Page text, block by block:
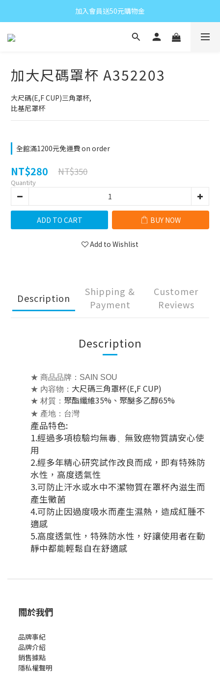
加入會員送50元購物金
加大尺碼罩杯 A352203
大尺碼(E,F CUP)三角罩杯,
比基尼罩杯
全館滿1200元免運費 on order
NT$280 NT$350
Quantity
ADD TO CART BUY NOW
Add to Wishlist
Description
Shipping &
Payment
Customer
Reviews
Description
★ 商品品牌：SAIN SOU
★ 內容物： 大尺碼三角罩杯(E,F CUP)
★ 材質： 聚酯纖維35%、聚醚多乙醇65%
★ 產地：台灣
產品特色:
1.經過多項檢驗均無毒、 無致癌物質請安心使
用
2.經多年精心研究試作改良而成，即有特殊防
水性，高度透氣性
3.可防止汗水或水中不潔物質在罩杯內滋生而
產生黴菌
4.可防止因過度吸水而產生濕熱，造成紅腫不
適感
5.高度透氣性，特殊防水性，好讓使用者在動
靜中都能輕鬆自在舒適感
關於我們
品牌事紀
品牌介紹
銷售據點
隱私權聲明